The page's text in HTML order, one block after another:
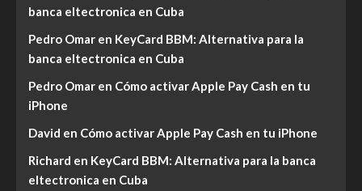
banca eltectronica en Cuba
Pedro Omar en KeyCard BBM: Alternativa para la
banca eltectronica en Cuba
Pedro Omar en Cómo activar Apple Pay Cash en tu
iPhone
David en Cómo activar Apple Pay Cash en tu iPhone
Richard en KeyCard BBM: Alternativa para la banca
eltectronica en Cuba